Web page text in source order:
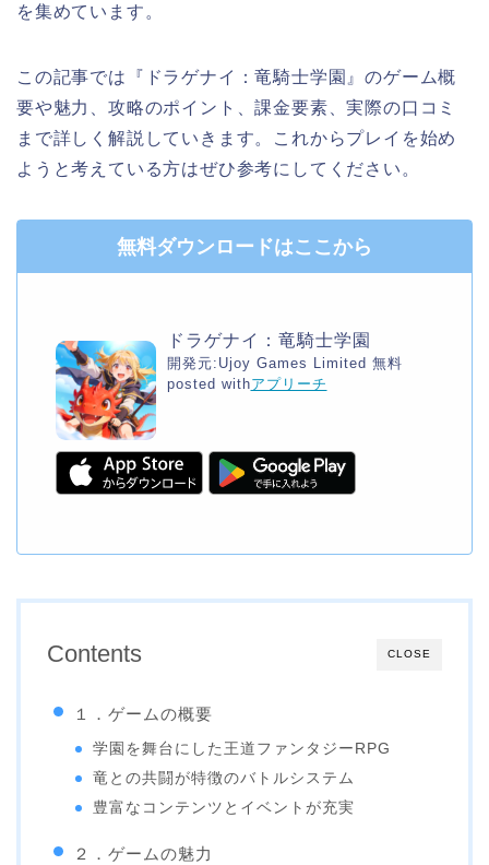
を集めています。
この記事では『ドラゲナイ：竜騎士学園』のゲーム概
要や魅力、攻略のポイント、課金要素、実際の口コミ
まで詳しく解説していきます。これからプレイを始め
ようと考えている方はぜひ参考にしてください。
無料ダウンロードはここから
ドラゲナイ：竜騎士学園
開発元: Ujoy Games Limited 無料
posted withアプリーチ
CLOSE
Contents
１．ゲームの概要
学園を舞台にした王道ファンタジーRPG
竜との共闘が特徴のバトルシステム
豊富なコンテンツとイベントが充実
２．ゲームの魅力